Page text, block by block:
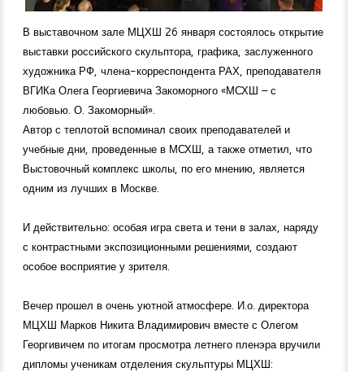
В выставочном зале МЦХШ 26 января состоялось открытие
выставки российского скульптора, графика, заслуженного
художника РФ, члена-корреспондента РАХ, преподавателя
ВГИКа Олега Георгиевича Закоморного «МСХШ – с
любовью. О. Закоморный».
Автор с теплотой вспоминал своих преподавателей и
учебные дни, проведенные в МСХШ, а также отметил, что
Выстовочный комплекс школы, по его мнению, является
одним из лучших в Москве.
И действительно: особая игра света и тени в залах, наряду
с контрастными экспозиционными решениями, создают
особое восприятие у зрителя.
Вечер прошел в очень уютной атмосфере. И.о. директора
МЦХШ Марков Никита Владимирович вместе с Олегом
Георгивичем по итогам просмотра летнего пленэра вручили
дипломы ученикам отделения скульптуры МЦХШ: